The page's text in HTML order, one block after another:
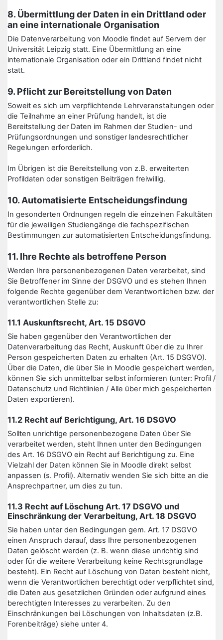
8. Übermittlung der Daten in ein Drittland oder
an eine internationale Organisation
Die Datenverarbeitung von Moodle findet auf Servern der
Universität Leipzig statt. Eine Übermittlung an eine
internationale Organisation oder ein Drittland findet nicht
statt.
9. Pflicht zur Bereitstellung von Daten
Soweit es sich um verpflichtende Lehrveranstaltungen oder
die Teilnahme an einer Prüfung handelt, ist die
Bereitstellung der Daten im Rahmen der Studien- und
Prüfungsordnungen und sonstiger landesrechtlicher
Regelungen erforderlich.
Im Übrigen ist die Bereitstellung von z.B. erweiterten
Profildaten oder sonstigen Beiträgen freiwillig.
10. Automatisierte Entscheidungsfindung
In gesonderten Ordnungen regeln die einzelnen Fakultäten
für die jeweiligen Studiengänge die fachspezifischen
Bestimmungen zur automatisierten Entscheidungsfindung.
11. Ihre Rechte als betroffene Person
Werden Ihre personenbezogenen Daten verarbeitet, sind
Sie Betroffener im Sinne der DSGVO und es stehen Ihnen
folgende Rechte gegenüber dem Verantwortlichen bzw. der
verantwortlichen Stelle zu:
11.1 Auskunftsrecht, Art. 15 DSGVO
Sie haben gegenüber den Verantwortlichen der
Datenverarbeitung das Recht, Auskunft über die zu Ihrer
Person gespeicherten Daten zu erhalten (Art. 15 DSGVO).
Über die Daten, die über Sie in Moodle gespeichert werden,
können Sie sich unmittelbar selbst informieren (unter: Profil /
Datenschutz und Richtlinien / Alle über mich gespeicherten
Daten exportieren).
11.2 Recht auf Berichtigung, Art. 16 DSGVO
Sollten unrichtige personenbezogene Daten über Sie
verarbeitet werden, steht Ihnen unter den Bedingungen
des Art. 16 DSGVO ein Recht auf Berichtigung zu. Eine
Vielzahl der Daten können Sie in Moodle direkt selbst
anpassen (s. Profil). Alternativ wenden Sie sich bitte an die
Ansprechpartner, um dies zu tun.
11.3 Recht auf Löschung Art. 17 DSGVO und
Einschränkung der Verarbeitung, Art. 18 DSGVO
Sie haben unter den Bedingungen gem. Art. 17 DSGVO
einen Anspruch darauf, dass Ihre personenbezogenen
Daten gelöscht werden (z. B. wenn diese unrichtig sind
oder für die weitere Verarbeitung keine Rechtsgrundlage
besteht). Ein Recht auf Löschung von Daten besteht nicht,
wenn die Verantwortlichen berechtigt oder verpflichtet sind,
die Daten aus gesetzlichen Gründen oder aufgrund eines
berechtigten Interesses zu verarbeiten. Zu den
Einschränkungen bei Löschungen von Inhaltsdaten (z.B.
Forenbeiträge) siehe unter 4.